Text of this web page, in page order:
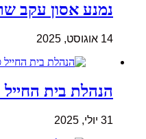
נמנע אסון עקב
14 אוגוסט, 2025
הנהלת בית
31 יולי, 2025